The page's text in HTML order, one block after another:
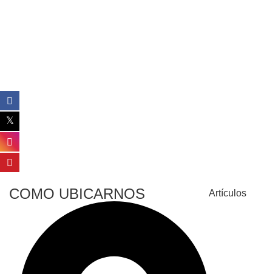
COMO UBICARNOS Artículos